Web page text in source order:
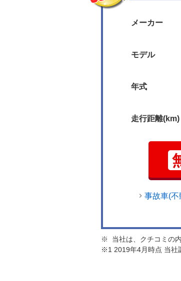
メーカー
モデル
年式
走行距離(km)
事故車(不
※ 当社は、クチコミの内
※1 2019年4月時点 当社